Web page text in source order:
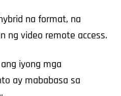
na format, na
ng video remote access.
iyong mga
ay mababasa sa